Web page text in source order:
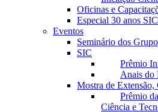
Oficinas e
Especial 30 anos
Eventos
Seminário dos
SIC
Prêmio
Anais do
Mostra de
Prêmio
Ciência e